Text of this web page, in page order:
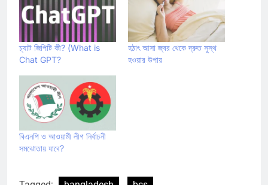
চ্যাট জিপিটি কী? (What is
Chat GPT?
হঠাৎ আসা জ্বর থেকে দ্রুত সুস্থ
হওয়ার উপায়
বিএনপি ও আওয়ামী লীগ নির্বাচনী
সমঝোতায় যাবে?